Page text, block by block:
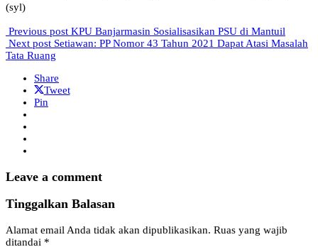
(syl)
Previous post KPU Banjarmasin Sosialisasikan PSU di Mantuil
Next post Setiawan: PP Nomor 43 Tahun 2021 Dapat Atasi Masalah
Tata Ruang
Share
Tweet
Pin
Leave a comment
Tinggalkan Balasan
Alamat email Anda tidak akan dipublikasikan. Ruas yang wajib
ditandai *